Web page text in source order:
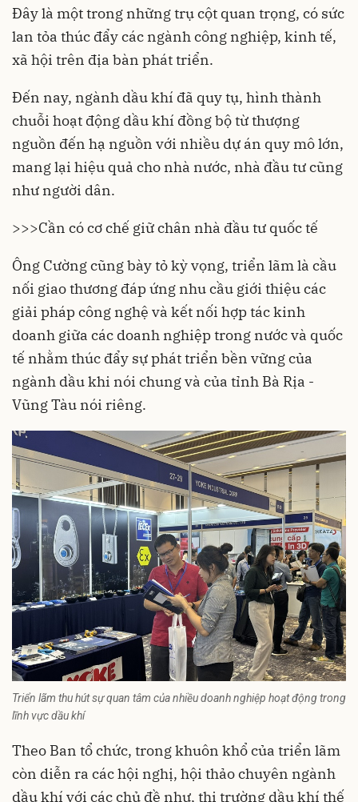
Đây là một trong những trụ cột quan trọng, có sức
lan tỏa thúc đẩy các ngành công nghiệp, kinh tế,
xã hội trên địa bàn phát triển.
Đến nay, ngành dầu khí đã quy tụ, hình thành
chuỗi hoạt động dầu khí đồng bộ từ thượng
nguồn đến hạ nguồn với nhiều dự án quy mô lớn,
mang lại hiệu quả cho nhà nước, nhà đầu tư cũng
như người dân.
>>>Cần có cơ chế giữ chân nhà đầu tư quốc tế
Ông Cường cũng bày tỏ kỳ vọng, triển lãm là cầu
nối giao thương đáp ứng nhu cầu giới thiệu các
giải pháp công nghệ và kết nối hợp tác kinh
doanh giữa các doanh nghiệp trong nước và quốc
tế nhằm thúc đẩy sự phát triển bền vững của
ngành dầu khi nói chung và của tỉnh Bà Rịa -
Vũng Tàu nói riêng.
Triển lãm thu hút sự quan tâm của nhiều doanh nghiệp hoạt động trong
lĩnh vực dầu khí
Theo Ban tổ chức, trong khuôn khổ của triển lãm
còn diễn ra các hội nghị, hội thảo chuyên ngành
dầu khí với các chủ đề như, thị trường dầu khí thế